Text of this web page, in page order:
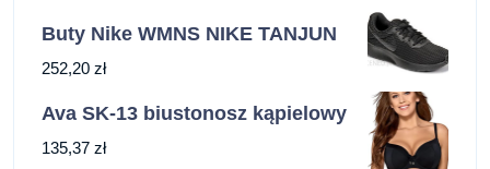
Buty Nike WMNS NIKE TANJUN
252,20 zł
Ava SK-13 biustonosz kąpielowy
135,37 zł